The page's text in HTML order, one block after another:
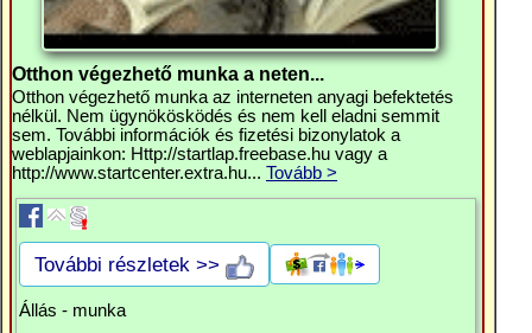
Otthon végezhető munka a neten...
Otthon végezhető munka az interneten anyagi befektetés
nélkül. Nem ügynökösködés és nem kell eladni semmit
sem. További információk és fizetési bizonylatok a
weblapjainkon: Http://startlap.freebase.hu vagy a
http://www.startcenter.extra.hu... Tovább >
További részletek >>
Állás - munka